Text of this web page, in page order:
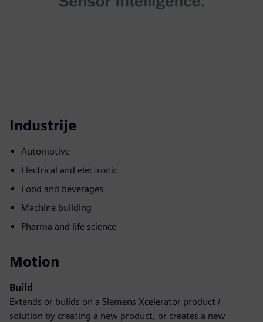
Industrije
Automotive
Electrical and electronic
Food and beverages
Machine building
Pharma and life science
Motion
Build
Extends or builds on a Siemens Xcelerator product /
solution by creating a new product, or creates a new